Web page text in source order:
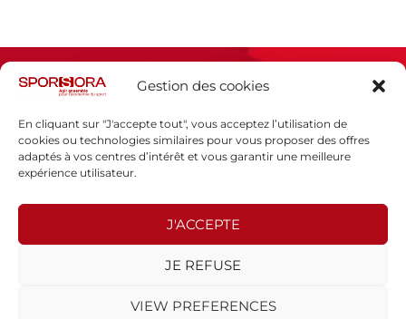
Gestion des cookies
En cliquant sur "J'accepte tout", vous acceptez l’utilisation de
cookies ou technologies similaires pour vous proposer des offres
adaptés à vos centres d’intérêt et vous garantir une meilleure
expérience utilisateur.
J'ACCEPTE
JE REFUSE
VIEW PREFERENCES
Espace presse
Politique de confidentialité
SPORSORA
75015 PARIS